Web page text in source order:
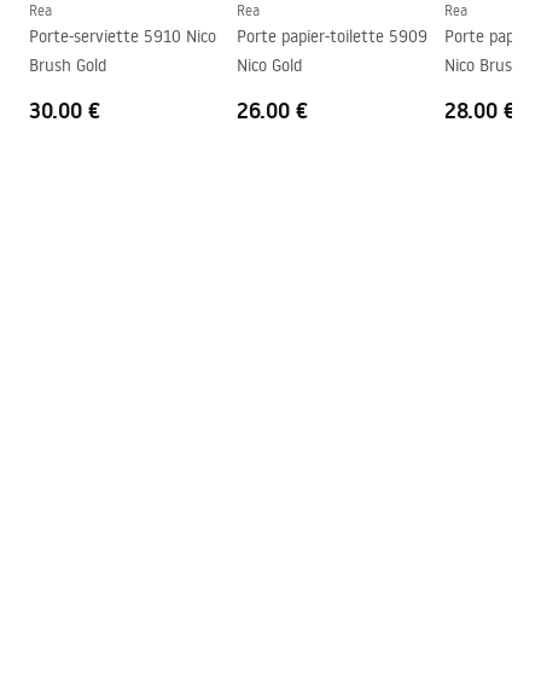
Rea
Porte-serviette 5910 Nico
Brush Gold
30.00 €
Rea
Porte papier-toilette 5909
Nico Gold
26.00 €
Rea
Porte
Nico Brush
28.00 €